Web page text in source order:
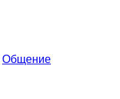
Общение